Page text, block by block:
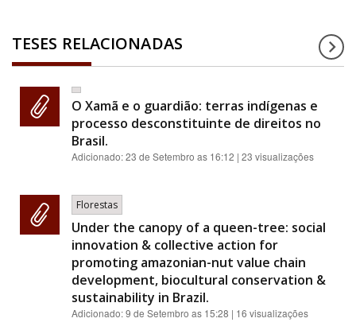
TESES RELACIONADAS
O Xamã e o guardião: terras indígenas e
processo desconstituinte de direitos no
Brasil.
Adicionado:23 de Setembro as 16:12 | 23 visualizações
Florestas
Under the canopy of a queen-tree: social
innovation & collective action for
promoting amazonian-nut value chain
development, biocultural conservation &
sustainability in Brazil.
Adicionado:9 de Setembro as 15:28 | 16 visualizações